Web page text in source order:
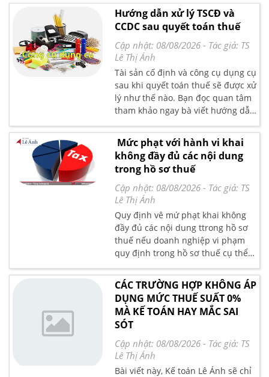
bối rối lo lắng không biết xử lý thế
nào nào cho tốt nhất khi cơ quan
thuế đến
Hướng dẫn xử lý TSCĐ và
CCDC sau quyết toán thuế
Cập nhật: 08/08/2026 - Tác giả: TS
Lê Thị Ánh
Tài sản cố định và công cụ dụng cụ
sau khi quyết toán thuế sẽ được xử
lý như thế nào. Bạn đọc quan tâm
tham khảo ngay bà viết hướng dẫn
xử lý TSCĐ và CCDC sau quyết toán
thuế do kế toán trưởng tại lớp học
kế toán tổng hợp thực hành của
trung tâm Lê Ánh trình bày tại đây
nhé.
Mức phạt với hành vi khai
không đầy đủ các nội dung
trong hồ sơ thuế
Cập nhật: 08/08/2026 - Tác giả: TS
Lê Thị Ánh
Quy định vê mứ phạt khai không
đầy đủ các nội dung ttrong hồ sơ
thuế nếu doanh nghiệp vi phạm
quy định trong hồ sơ thuế cụ thể
như thế nào. Các bạn cùng tham
khảo thông tin chi tiết về mức phạt
chi tiết do kế toán Lê Ánh trình bày
chi tiết tại đây nhé.
CÁC TRƯỜNG HỢP KHÔNG ÁP
DỤNG MỨC THUẾ SUẤT 0%
MÀ KẾ TOÁN HAY MẮC SAI
SÓT
Cập nhật: 08/08/2026 - Tác giả: TS
Lê Thị Ánh
Bài viết này, Kế toán Lê Ánh sẽ chỉ